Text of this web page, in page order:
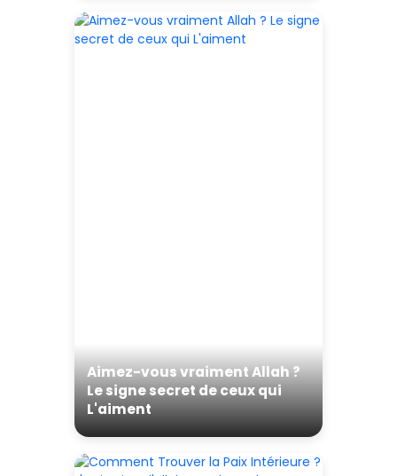
Aimez-vous vraiment Allah ?
Le signe secret de ceux qui
L'aiment